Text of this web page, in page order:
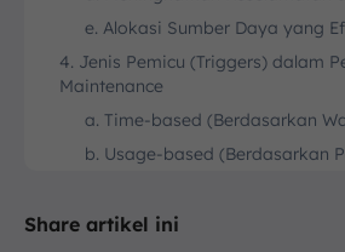
e. Alokasi Sumber Daya yang
4. Jenis Pemicu (Triggers) dalam
Maintenance
a. Time-based (Berdasarkan
b. Usage-based (Berdasarkan
time)
Share artikel ini